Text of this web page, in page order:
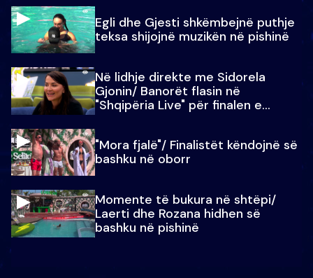
Egli dhe Gjesti shkëmbejnë puthje
teksa shijojnë muzikën në pishinë
Në lidhje direkte me Sidorela
Gjonin/ Banorët flasin në
"Shqipëria Live" për finalen e
"Mora fjalë"/ Finalistët këndojnë së
bashku në oborr
Momente të bukura në shtëpi/
Laerti dhe Rozana hidhen së
bashku në pishinë